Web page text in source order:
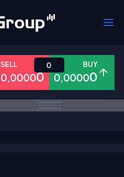
Forex Metales
SELL
0,00000
BUY
0,00000
0